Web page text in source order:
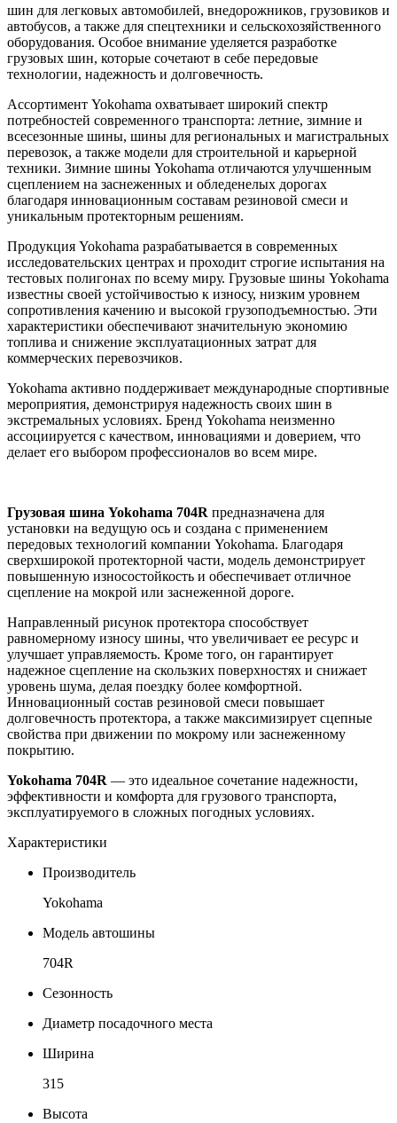
шин для легковых автомобилей, внедорожников, грузовиков и
автобусов, а также для спецтехники и сельскохозяйственного
оборудования. Особое внимание уделяется разработке
грузовых шин, которые сочетают в себе передовые
технологии, надежность и долговечность.
Ассортимент Yokohama охватывает широкий спектр
потребностей современного транспорта: летние, зимние и
всесезонные шины, шины для региональных и магистральных
перевозок, а также модели для строительной и карьерной
техники. Зимние шины Yokohama отличаются улучшенным
сцеплением на заснеженных и обледенелых дорогах
благодаря инновационным составам резиновой смеси и
уникальным протекторным решениям.
Продукция Yokohama разрабатывается в современных
исследовательских центрах и проходит строгие испытания на
тестовых полигонах по всему миру. Грузовые шины Yokohama
известны своей устойчивостью к износу, низким уровнем
сопротивления качению и высокой грузоподъемностью. Эти
характеристики обеспечивают значительную экономию
топлива и снижение эксплуатационных затрат для
коммерческих перевозчиков.
Yokohama активно поддерживает международные спортивные
мероприятия, демонстрируя надежность своих шин в
экстремальных условиях. Бренд Yokohama неизменно
ассоциируется с качеством, инновациями и доверием, что
делает его выбором профессионалов во всем мире.
Грузовая шина Yokohama 704R предназначена для
установки на ведущую ось и создана с применением
передовых технологий компании Yokohama. Благодаря
сверхширокой протекторной части, модель демонстрирует
повышенную износостойкость и обеспечивает отличное
сцепление на мокрой или заснеженной дороге.
Направленный рисунок протектора способствует
равномерному износу шины, что увеличивает ее ресурс и
улучшает управляемость. Кроме того, он гарантирует
надежное сцепление на скользких поверхностях и снижает
уровень шума, делая поездку более комфортной.
Инновационный состав резиновой смеси повышает
долговечность протектора, а также максимизирует сцепные
свойства при движении по мокрому или заснеженному
покрытию.
Yokohama 704R — это идеальное сочетание надежности,
эффективности и комфорта для грузового транспорта,
эксплуатируемого в сложных погодных условиях.
Характеристики
Производитель
Yokohama
Модель автошины
704R
Сезонность
Диаметр посадочного места
Ширина
315
Высота